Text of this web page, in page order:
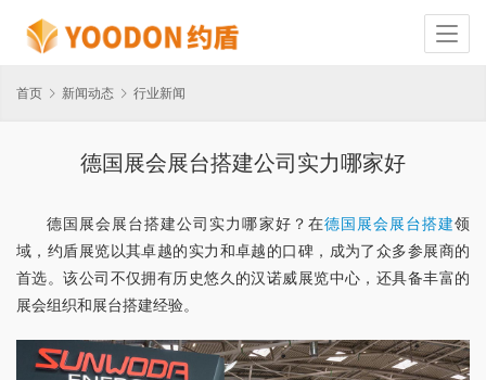
首页 新闻动态 行业新闻
德国展会展台搭建公司实力哪家好
德国展会展台搭建公司实力哪家好？在德国展会展台搭建领
域，约盾展览以其卓越的实力和卓越的口碑，成为了众多参展商的
首选。该公司不仅拥有历史悠久的汉诺威展览中心，还具备丰富的
展会组织和展台搭建经验。